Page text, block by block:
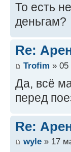
То есть
деньгам?
Re:
Trofim » 05
Да, всё
перед
Re:
wyle » 17